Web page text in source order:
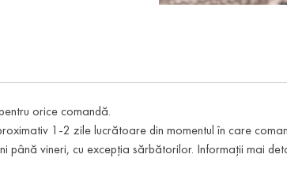
orice comandă.
1-2 zile lucrătoare din momentul în care
până vineri, cu excepția sărbătorilor. Informații mai